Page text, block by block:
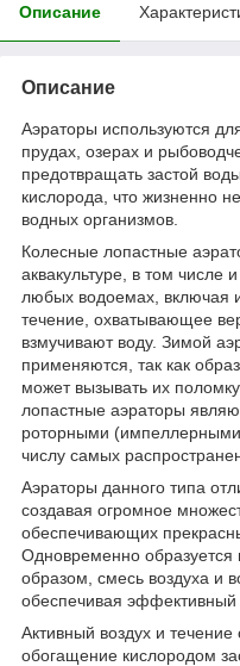
Описание
Описание
Аэраторы используются
прудах, озерах и
предотвращать застой
кислорода, что жизненно
водных организмов.
Колесные лопастные
аквакультуре, в том числе
любых водоемах, включая
течение, охватывающее
взмучивают воду. Зимой
применяются, так как
может вызывать их
лопастные аэраторы
роторными
числу самых
Аэраторы данного типа
создавая огромное
обеспечивающих
Одновременно образуется
образом, смесь воздуха и
обеспечивая
Активный воздух и
обогащение кислородом